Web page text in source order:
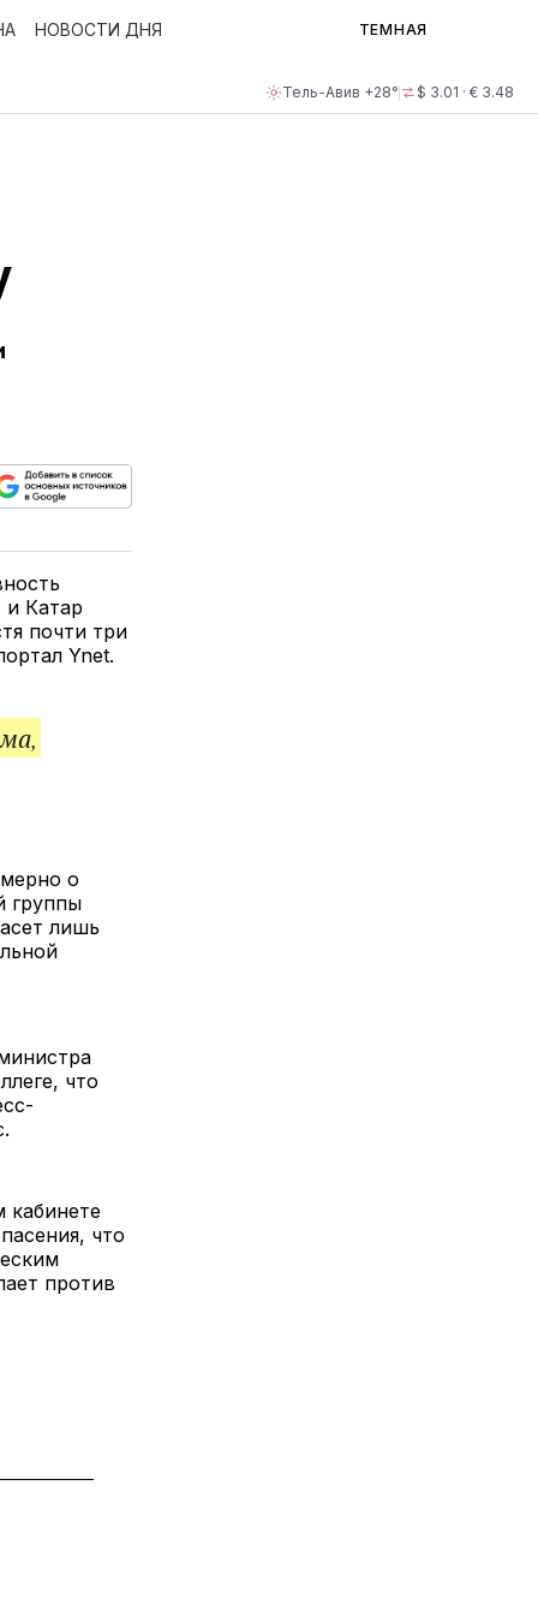
Тель-Авив +28° $ 3.01 · € 3.48
НОВОСТИ ДНЯ ТЕМНАЯ
и Катар
почти три
Ynet.
о
группы
лишь
что
кабинете
что
против